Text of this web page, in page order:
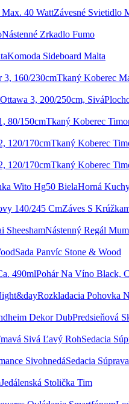
Závesné Svietidlo
Nástenné Zrkadlo Fumo
Komoda Sideboard Malta
Tkaný Koberec
Tkaný Koberec
Tkaný Koberec
Tkaný Koberec
Horná
Záves S
Nástenný Regál
Sada Panvíc Stone & Wood
Pohár Na Víno Black,
Rozkladacia Pohovka
Predsieňová
Sedacia
Sedacia
Jedálenská Stolička Tim